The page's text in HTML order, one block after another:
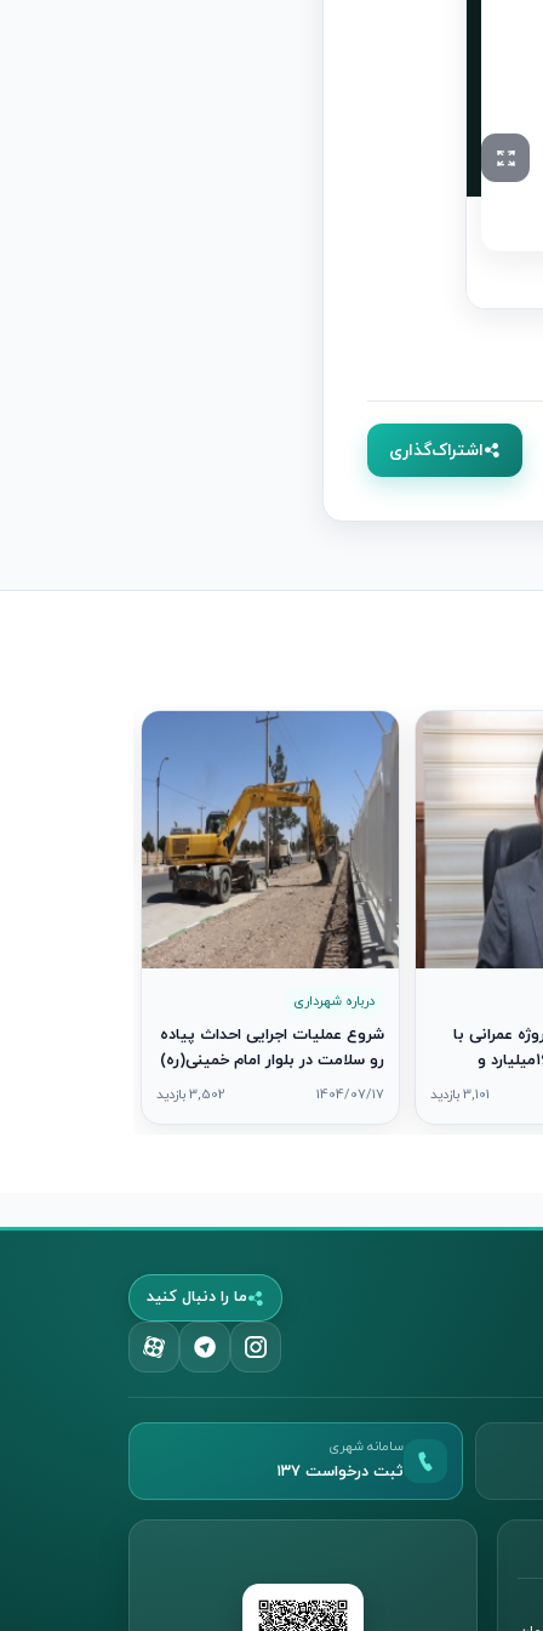
اشتراک‌گذاری
از ۷ پروژه عمرانی با
اعتباری بالغ بر ۱۶۰میلیارد و
۷۳۷میلیون ریال همزمان با هفته
3,101 بازدید
درباره شهرداری
شروع عملیات اجرایی احداث پیاده‌
رو سلامت در بلوار امام خمینی(ره)
1404/07/17 3,502 بازدید
ما را دنبال کنید
سامانه شهری
ثبت درخواست ۱۳۷